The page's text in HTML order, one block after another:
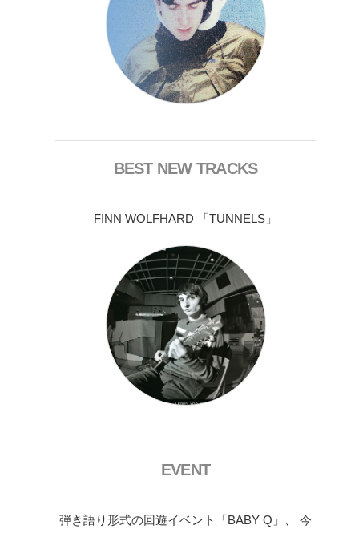
BEST NEW TRACKS
FINN WOLFHARD 「TUNNELS」
EVENT
弾き語り形式の回遊イベント「BABY Q」、 今